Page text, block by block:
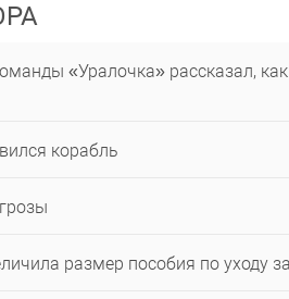
«Уралочка» рассказал,
корабль
размер пособия по уходу